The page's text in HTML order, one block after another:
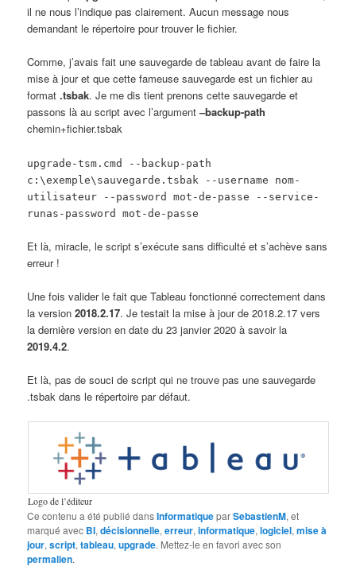
il ne nous l’indique pas clairement. Aucun message nous
demandant le répertoire pour trouver le fichier.
Comme, j’avais fait une sauvegarde de tableau avant de faire la
mise à jour et que cette fameuse sauvegarde est un fichier au
format.tsbak. Je me dis tient prenons cette sauvegarde et
passons là au script avec l’argument–backup-path
chemin+fichier.tsbak
upgrade-tsm.cmd --backup-path
c:\exemple\sauvegarde.tsbak --username nom-
utilisateur --password mot-de-passe --service-
runas-password mot-de-passe
Et là, miracle, le script s’exécute sans difficulté et s’achève sans
erreur !
Une fois valider le fait que Tableau fonctionné correctement dans
la version2018.2.17. Je testait la mise à jour de 2018.2.17 vers
la dernière version en date du 23 janvier 2020 à savoir la
2019.4.2.
Et là, pas de souci de script qui ne trouve pas une sauvegarde
.tsbak dans le répertoire par défaut.
Logo de l’éditeur
Ce contenu a été publié dansInformatiqueparSebastienM, et
marqué avec BI,décisionnelle,erreur,informatique,logiciel,mise à
jour,script,tableau,upgrade. Mettez-le en favori avec son
permalien.